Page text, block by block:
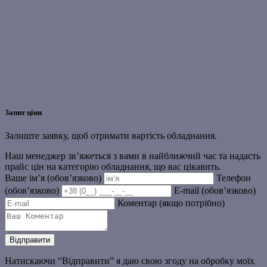
Запит ціни
Залиште заявку, щоб отримати вартість обладнання.
Наш менеджер зв’яжеться з вами в найближчий час та надасть
прайс цін на категорію обладнання, що вас цікавить.
Ваше ім’я (обов’язково)
Телефон
(обов’язково)
E-mail (обов’язково)
Коментар (якщо потрібно)
Натискаючи “Відправити” я даю свою згоду на обробку моїх